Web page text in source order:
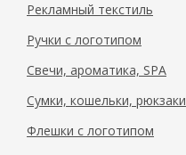
Рекламный текстиль
Ручки с логотипом
Свечи, ароматика, SPA
Сумки, кошельки, рюкзаки
Флешки с логотипом